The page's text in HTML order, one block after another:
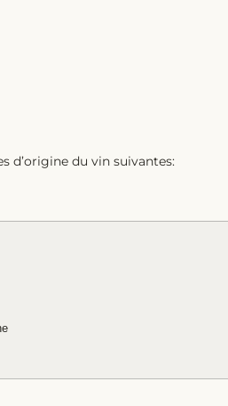
d’origine du vin suivantes: